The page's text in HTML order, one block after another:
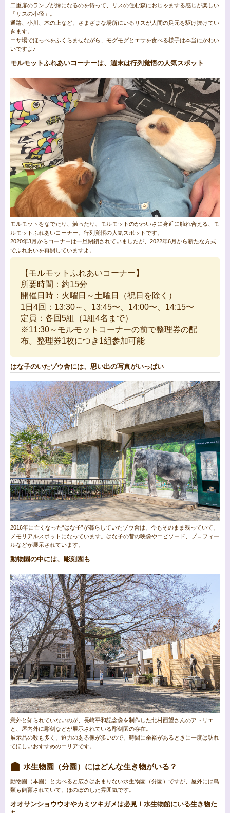
二重扉のランプが緑になるのを待って、リスの住む森におじゃまする感じが楽しい
「リスの小径」。
通路、小川、木の上など、さまざまな場所にいるリスが人間の足元を駆け抜けてい
きます。
エサ場でほっぺをふくらませながら、モグモグとエサを食べる様子は本当にかわい
いですよ♪
モルモットふれあいコーナーは、週末は行列覚悟の人気スポット
モルモットをなでたり、触ったり、モルモットのかわいさに身近に触れ合える、モ
ルモットふれあいコーナー。行列覚悟の人気スポットです。
2020年3月からコーナーは一旦閉鎖されていましたが、2022年6月から新たな方式
でふれあいを再開していますよ。
【モルモットふれあいコーナー】
所要時間：約15分
開催日時：火曜日～土曜日（祝日を除く）
1日4回：13:30～、13:45〜、14:00〜、14:15〜
定員：各回5組（1組4名まで）
※11:30～モルモットコーナーの前で整理券の配
布。整理券1枚につき1組参加可能
はな子のいたゾウ舎には、思い出の写真がいっぱい
2016年に亡くなった“はな子”が暮らしていたゾウ舎は、今もそのまま残っていて、
メモリアルスポットになっています。はな子の昔の映像やエピソード、プロフィー
ルなどが展示されています。
動物園の中には、彫刻園も
意外と知られていないのが、長崎平和記念像を制作した北村西望さんのアトリエ
と、屋内外に彫刻などが展示されている彫刻園の存在。
展示品の数も多く、迫力のある像が多いので、時間に余裕があるときに一度は訪れ
てほしいおすすめのエリアです。
水生物園（分園）にはどんな生き物がいる？
動物園（本園）と比べると広さはあまりない水生物園（分園）ですが、屋外には鳥
類も飼育されていて、ほのぼのした雰囲気です。
オオサンショウウオやカミツキガメは必見！水生物館にいる生き物た